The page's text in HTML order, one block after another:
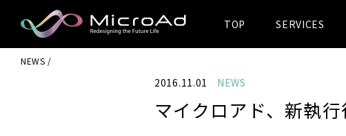
MicroAd -
Redesigning
the Future Life
TOP SERVICES
NEWS
2016.11.01 NEWS
マイクロアド、新執